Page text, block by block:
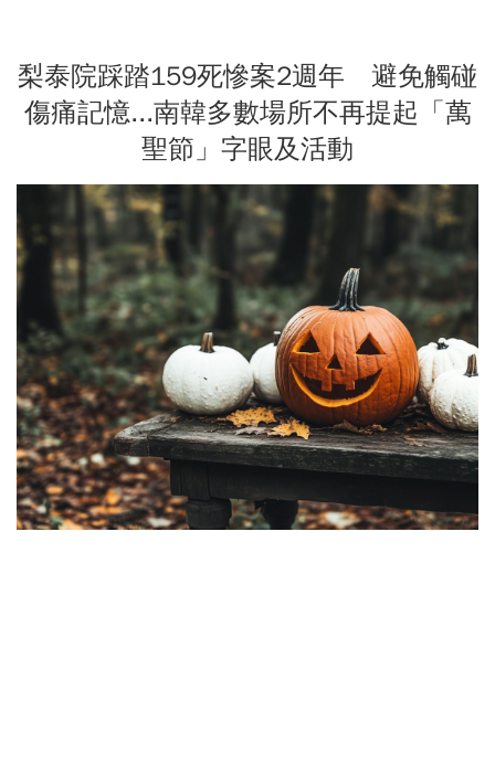
梨泰院踩踏159死慘案2週年 避免觸碰
傷痛記憶...南韓多數場所不再提起「萬
聖節」字眼及活動